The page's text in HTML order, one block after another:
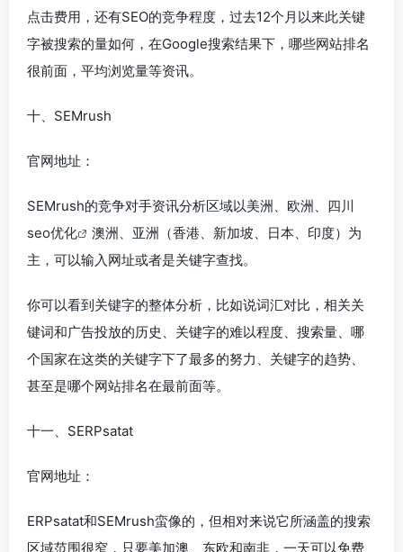
点击费用，还有SEO的竞争程度，过去12个月以来此关键
字被搜索的量如何，在Google搜索结果下，哪些网站排名
很前面，平均浏览量等资讯。
十、SEMrush
官网地址：
SEMrush的竞争对手资讯分析区域以美洲、欧洲、 四川
seo优化
澳洲、亚洲（香港、新加坡、日本、印度）为
主，可以输入网址或者是关键字查找。
你可以看到关键字的整体分析，比如说词汇对比，相关关
键词和广告投放的历史、关键字的难以程度、搜索量、哪
个国家在这类的关键字下了最多的努力、关键字的趋势、
甚至是哪个网站排名在最前面等。
十一、SERPsatat
官网地址：
ERPsatat和SEMrush蛮像的，但相对来说它所涵盖的搜索
区域范围很窄，只要美加澳、东欧和南非，一天可以免费